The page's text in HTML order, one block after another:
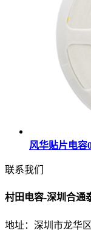
风华贴片电容
联系我们
村田电容-深圳合通
地址：深圳市龙华